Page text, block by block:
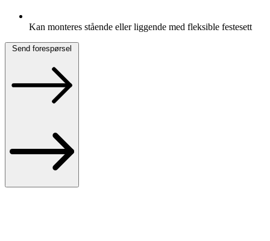
Kan monteres stående eller liggende med fleksible festesett
Send forespørsel